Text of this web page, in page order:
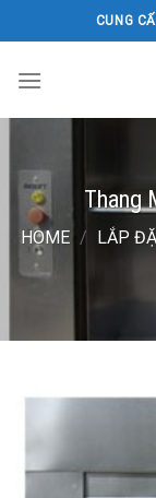
to
CUNG
Thang
HOME / LẮP